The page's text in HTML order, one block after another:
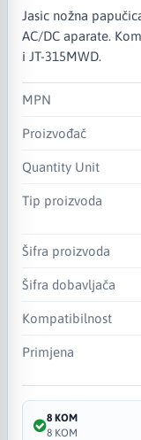
Jasic nožna
AC/DC aparate.
i JT-315MWD.
MPN
Proizvođač
Quantity Unit
Tip proizvoda
Šifra proizvoda
Šifra dobavljača
Kompatibilnost
Primjena
8 KOM
8 KOM